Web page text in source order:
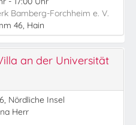
Bamberg-Forchheim e. V.
46, Hain
an der Universität
Nördliche Insel
Herr